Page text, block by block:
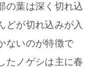
の葉は深く切れ込
どが切れ込みが入
ないのが特徴で
たノゲシは主に春